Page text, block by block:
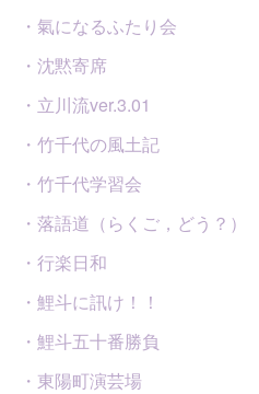
・氣になるふたり会
・沈黙寄席
・立川流ver.3.01
・竹千代の風土記
・竹千代学習会
・落語道（らくご，どう？）
・行楽日和
・鯉斗に訊け！！
・鯉斗五十番勝負
・東陽町演芸場